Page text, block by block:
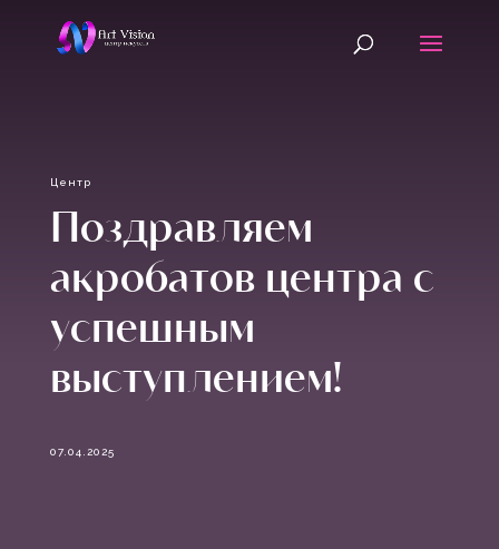
Центр
Поздравляем
акробатов центра с
успешным
выступлением!
07.04.2025